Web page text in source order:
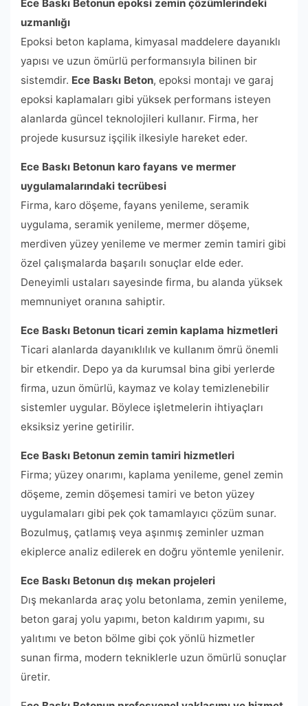
Ece Baskı Betonun epoksi zemin çözümlerindeki
uzmanlığı
Epoksi beton kaplama, kimyasal maddelere dayanıklı
yapısı ve uzun ömürlü performansıyla bilinen bir
sistemdir. Ece Baskı Beton, epoksi montajı ve garaj
epoksi kaplamaları gibi yüksek performans isteyen
alanlarda güncel teknolojileri kullanır. Firma, her
projede kusursuz işçilik ilkesiyle hareket eder.
Ece Baskı Betonun karo fayans ve mermer
uygulamalarındaki tecrübesi
Firma, karo döşeme, fayans yenileme, seramik
uygulama, seramik yenileme, mermer döşeme,
merdiven yüzey yenileme ve mermer zemin tamiri gibi
özel çalışmalarda başarılı sonuçlar elde eder.
Deneyimli ustaları sayesinde firma, bu alanda yüksek
memnuniyet oranına sahiptir.
Ece Baskı Betonun ticari zemin kaplama hizmetleri
Ticari alanlarda dayanıklılık ve kullanım ömrü önemli
bir etkendir. Depo ya da kurumsal bina gibi yerlerde
firma, uzun ömürlü, kaymaz ve kolay temizlenebilir
sistemler uygular. Böylece işletmelerin ihtiyaçları
eksiksiz yerine getirilir.
Ece Baskı Betonun zemin tamiri hizmetleri
Firma; yüzey onarımı, kaplama yenileme, genel zemin
döşeme, zemin döşemesi tamiri ve beton yüzey
uygulamaları gibi pek çok tamamlayıcı çözüm sunar.
Bozulmuş, çatlamış veya aşınmış zeminler uzman
ekiplerce analiz edilerek en doğru yöntemle yenilenir.
Ece Baskı Betonun dış mekan projeleri
Dış mekanlarda araç yolu betonlama, zemin yenileme,
beton garaj yolu yapımı, beton kaldırım yapımı, su
yalıtımı ve beton bölme gibi çok yönlü hizmetler
sunan firma, modern tekniklerle uzun ömürlü sonuçlar
üretir.